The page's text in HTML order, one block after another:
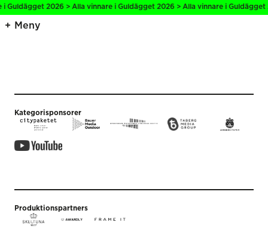
Guldägget 2026 > Alla vinnare i Guldägget 2026 > Alla vinnare i
Meny
Kategorisponsorer
Produktionspartners